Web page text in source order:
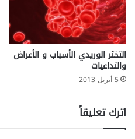
التخثر الوريدي الأسباب و الأعراض
والتداعيات
5 أبريل 2013
اترك تعليقاً